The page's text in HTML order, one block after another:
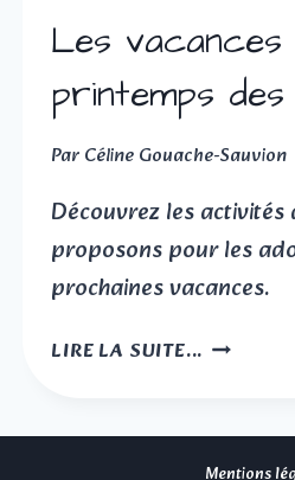
Les vacances
printemps des
ParCéline Gouache-Sauvion
Découvrez les activités
proposons pour les
prochaines vacances.
LIRE LA SUITE... LES
DES